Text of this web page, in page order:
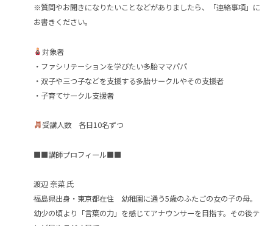
※質問やお聞きになりたいことなどがありましたら、「連絡事項」に
お書きください。
対象者
・ファシリテーションを学びたい多胎ママパパ
・双子や三つ子などを支援する多胎サークルやその支援者
・子育てサークル支援者
受講人数 各日10名ずつ
■■講師プロフィール■■
渡辺 奈菜 氏
福島県出身・東京都在住 幼稚園に通う5歳のふたごの女の子の母。
幼少の頃より「言葉の力」を感じてアナウンサーを目指す。その後テ